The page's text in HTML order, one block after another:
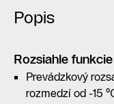
Popis
Rozsiahle funkcie
Prevádzkový
rozmedzí od -15